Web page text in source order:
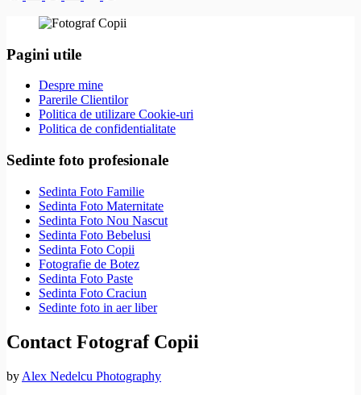
Pagini utile
Despre mine
Parerile Clientilor
Politica de utilizare Cookie-uri
Politica de confidentialitate
Sedinte foto profesionale
Sedinta Foto Familie
Sedinta Foto Maternitate
Sedinta Foto Nou Nascut
Sedinta Foto Bebelusi
Sedinta Foto Copii
Fotografie de Botez
Sedinta Foto Paste
Sedinta Foto Craciun
Sedinte foto in aer liber
Contact Fotograf Copii
by Alex Nedelcu Photography